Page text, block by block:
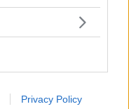
Privacy Policy